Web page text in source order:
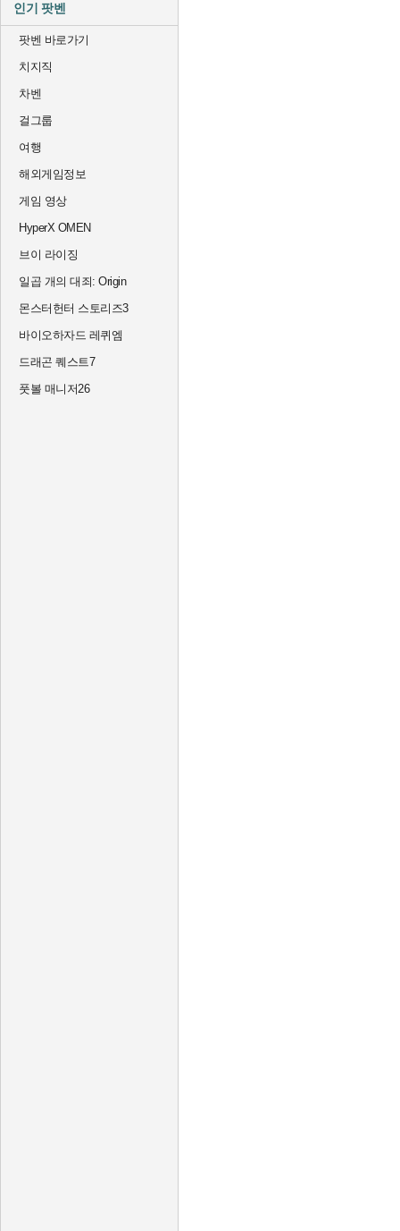
인기 팟벤
팟벤 바로가기
치지직
차벤
걸그룹
여행
해외게임정보
게임 영상
HyperX OMEN
브이 라이징
일곱 개의 대죄: Origin
몬스터헌터 스토리즈3
바이오하자드 레퀴엠
드래곤 퀘스트7
풋볼 매니저26